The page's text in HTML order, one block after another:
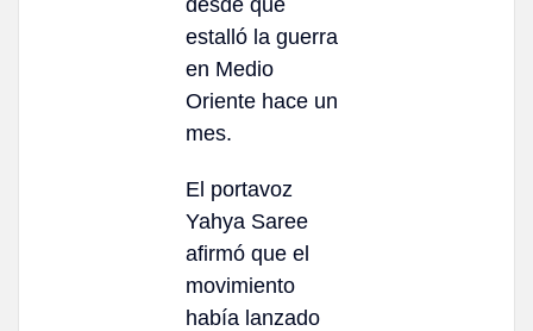
estalló la guerra
en Medio
Oriente hace un
mes.
El portavoz
Yahya Saree
afirmó que el
movimiento
había lanzado